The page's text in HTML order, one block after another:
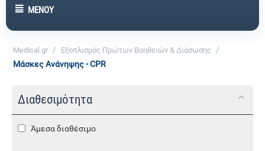
ΜΕΝΟΎ
Medical.gr / Εξοπλισμός Πρώτων Βοηθειών & Διάσωσης
/
Μάσκες Ανάνηψης - CPR
Διαθεσιμότητα
Άμεσα διαθέσιμο